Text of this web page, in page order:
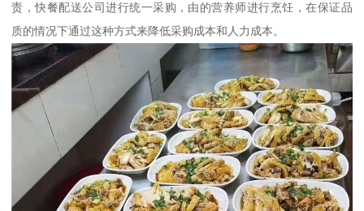
责，快餐配送公司进行统一采购，由的营养师进行烹饪，在保证品
质的情况下通过这种方式来降低采购成本和人力成本。